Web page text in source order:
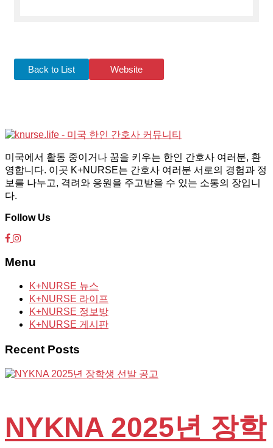
Back to List Website
미국에서 활동 중이거나 꿈을 키우는 한인 간호사 여러분, 환
영합니다. 이곳 K+NURSE는 간호사 여러분 서로의 경험과 정
보를 나누고, 격려와 응원을 주고받을 수 있는 소통의 장입니
다.
Follow Us
Menu
K+NURSE 뉴스
K+NURSE 라이프
K+NURSE 정보방
K+NURSE 게시판
Recent Posts
NYKNA 2025년 장학